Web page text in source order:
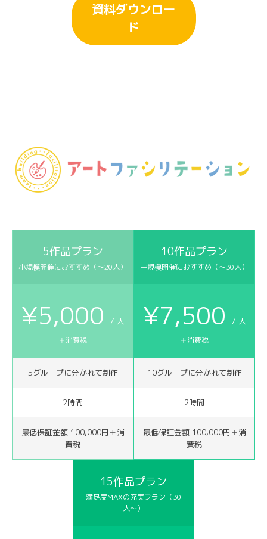
資料ダウンロー
ド
5作品プラン
小規模開催におすすめ（〜20人）
¥5,000 / 人
＋消費税
5グループに分かれて制作
2時間
最低保証金額 100,000円＋消
費税
10作品プラン
中規模開催におすすめ（〜30人）
¥7,500 / 人
＋消費税
10グループに分かれて制作
2時間
最低保証金額 100,000円＋消
費税
15作品プラン
満足度MAXの充実プラン（30
人〜）